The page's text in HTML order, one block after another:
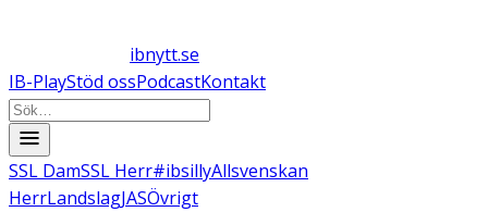
ibnytt.se
IB-PlayStöd ossPodcastKontakt
SSL DamSSL Herr#ibsillyAllsvenskan
HerrLandslagJASÖvrigt